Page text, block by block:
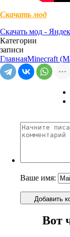
Скачать мод
Скачать мод -
Категории
записи
ГлавнаяMinecraft
Ваше имя:
Добавить
Вот